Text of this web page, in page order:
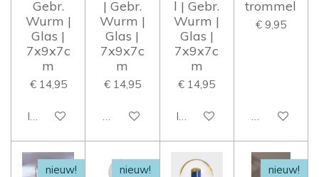
Gebr.
Wurm |
Glas |
7x9x7c
m
€ 14,95
In winkelwagen
| Gebr.
Wurm |
Glas |
7x9x7c
m
€ 14,95
Houd mij op de hoogte
l | Gebr.
Wurm |
Glas |
7x9x7c
m
€ 14,95
In winkelwagen
trommel
€ 9,95
Houd mij op
nieuw! nieuw! nieuw!